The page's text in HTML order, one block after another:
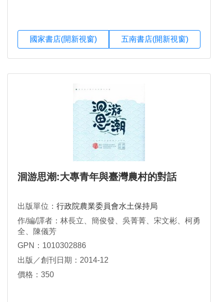
國家書店(開新視窗) 五南書店(開新視窗)
洄游思潮:大專青年與臺灣農村的對話
出版單位： 行政院農業委員會水土保持局
作/編/譯者：林長立、簡俊發、吳菁菁、宋文彬、柯勇
全、陳儀芳
GPN：1010302886
出版／創刊日期：2014-12
價格：350